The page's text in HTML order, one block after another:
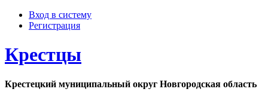
Вход в систему
Регистрация
Крестцы
Крестецкий муниципальный округ Новгородская область